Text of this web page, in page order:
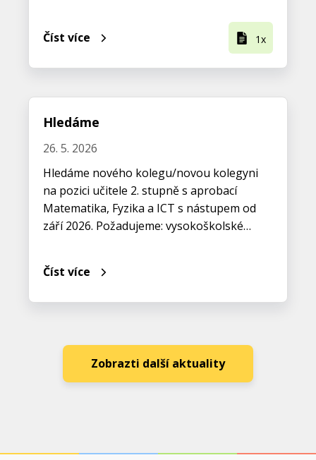
Číst více 1x
Hledáme
26. 5. 2026
Hledáme nového kolegu/novou kolegyni
na pozici učitele 2. stupně s aprobací
Matematika, Fyzika a ICT s nástupem od
září 2026. Požadujeme: vysokoškolské…
Číst více
Zobrazti další aktuality